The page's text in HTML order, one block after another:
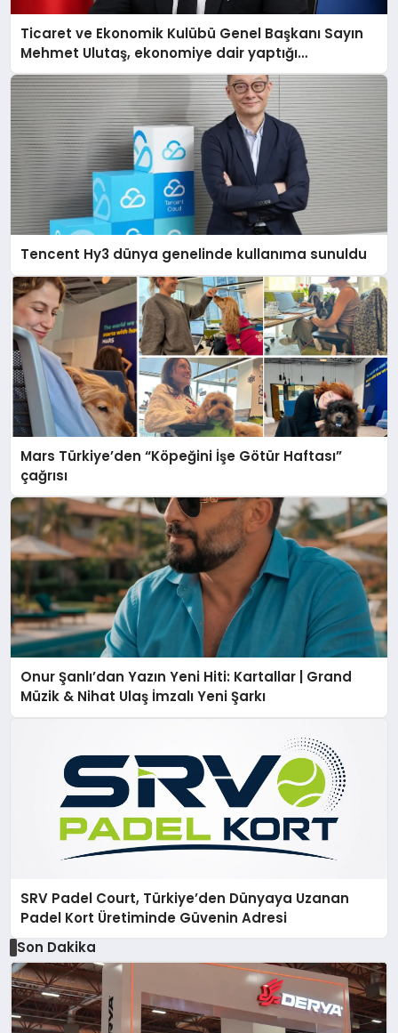
Ticaret ve Ekonomik Kulübü Genel Başkanı Sayın
Mehmet Ulutaş, ekonomiye dair yaptığı
açıklamada şunları kaydetti:
Tencent Hy3 dünya genelinde kullanıma sunuldu
Mars Türkiye’den “Köpeğini İşe Götür Haftası”
çağrısı
Onur Şanlı’dan Yazın Yeni Hiti: Kartallar | Grand
Müzik & Nihat Ulaş İmzalı Yeni Şarkı
SRV Padel Court, Türkiye’den Dünyaya Uzanan
Padel Kort Üretiminde Güvenin Adresi
Son Dakika